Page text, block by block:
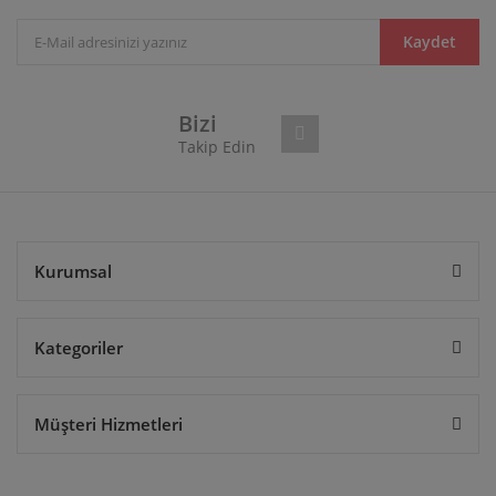
Ürün bilgilerinde hatalar bulunuyor.
Kaydet
Bizi
Takip Edin
Kurumsal
Kategoriler
Müşteri Hizmetleri